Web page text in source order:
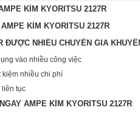
KÌM KYORITSU 2127R
KÌM KYORITSU 2127R
ĐƯỢC NHIỀU CHUYÊN GIA
vào nhiều công việc
kiệm nhiều chi phí
tục
AMPE KÌM KYORITSU 2127R